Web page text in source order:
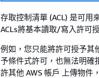
存取控制清單 (ACL) 是可用
ACLs將基本讀取/寫入許可
例如，您只能將許可授予其
予條件式許可，也無法明確
許其他 AWS 帳戶 上傳物件